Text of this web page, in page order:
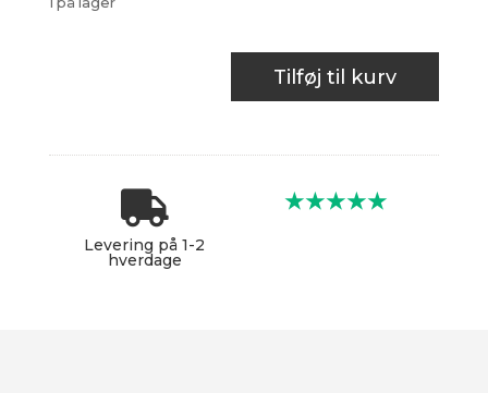
Tilføj til kurv

Levering på 1-2
hverdage
★★★★★